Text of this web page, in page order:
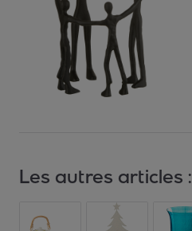
Les autres articles :